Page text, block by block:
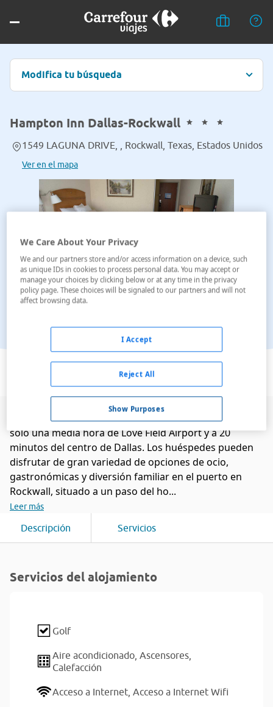
Modifica tu búsqueda
Hampton Inn Dallas-Rockwall
1549 LAGUNA DRIVE, , Rockwall, Texas, Estados Unidos
Ver en el mapa
Ver en el mapa
El hotel se encuentra al lado del lago Ray Hubbard, a
solo una media hora de Love Field Airport y a 20
minutos del centro de Dallas. Los huéspedes pueden
disfrutar de gran variedad de opciones de ocio,
gastronómicas y diversión familiar en el puerto en
Rockwall, situado a un paso del ho...
Leer más
Descripción Servicios
Servicios del alojamiento
Golf
Aire acondicionado, Ascensores,
Calefacción
Acceso a Internet, Acceso a Internet Wifi
We Care About Your Privacy
We and our partners store and/or access information on a device, such
as unique IDs in cookies to process personal data. You may accept or
manage your choices by clicking below or at any time in the privacy
policy page. These choices will be signaled to our partners and will not
affect browsing data.
Show Purposes
Reject All
I Accept